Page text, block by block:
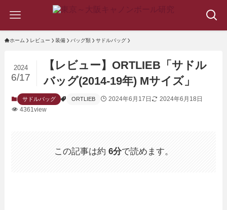
ホーム レビュー 装備 バッグ類 サドルバッグ
【レビュー】ORTLIEB「サドル
バッグ(2014-19年) Mサイズ」
2024
6/17
サドルバッグ ORTLIEB 2024年6月17日
2024年6月18日
4361view
この記事は約 6分で読めます。